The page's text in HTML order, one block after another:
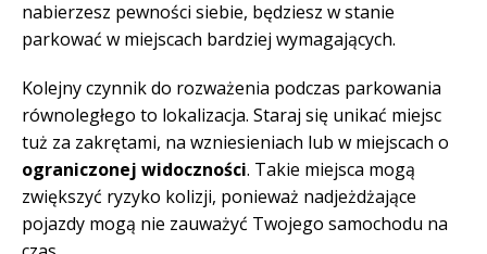
nabierzesz pewności siebie, będziesz w stanie
parkować w miejscach bardziej wymagających.
Kolejny czynnik do rozważenia podczas parkowania
równoległego to lokalizacja. Staraj się unikać miejsc
tuż za zakrętami, na wzniesieniach lub w miejscach o
ograniczonej widoczności. Takie miejsca mogą
zwiększyć ryzyko kolizji, ponieważ nadjeżdżające
pojazdy mogą nie zauważyć Twojego samochodu na